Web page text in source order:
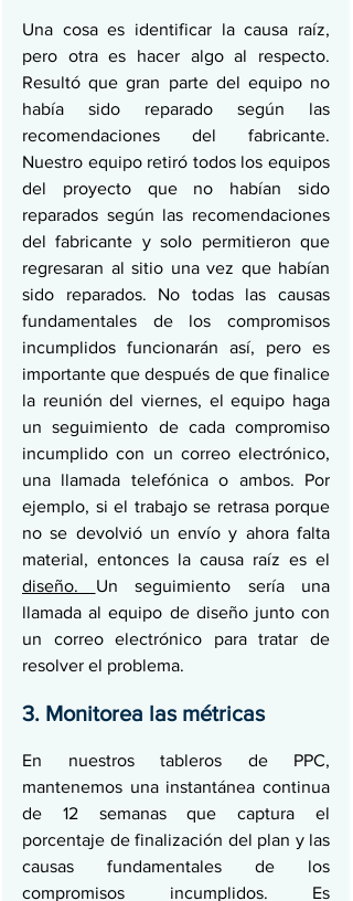
Una cosa es identificar la causa raíz,
pero otra es hacer algo al respecto.
Resultó que gran parte del equipo no
había sido reparado según las
recomendaciones del fabricante.
Nuestro equipo retiró todos los equipos
del proyecto que no habían sido
reparados según las recomendaciones
del fabricante y solo permitieron que
regresaran al sitio una vez que habían
sido reparados. No todas las causas
fundamentales de los compromisos
incumplidos funcionarán así, pero es
importante que después de que finalice
la reunión del viernes, el equipo haga
un seguimiento de cada compromiso
incumplido con un correo electrónico,
una llamada telefónica o ambos. Por
ejemplo, si el trabajo se retrasa porque
no se devolvió un envío y ahora falta
diseño. Un seguimiento sería una
llamada al equipo de diseño junto con
un correo electrónico para tratar de
resolver el problema.
3. Monitorea las métricas
En nuestros tableros de PPC,
mantenemos una instantánea continua
de 12 semanas que captura el
porcentaje de finalización del plan y las
causas fundamentales de los
compromisos incumplidos. Es